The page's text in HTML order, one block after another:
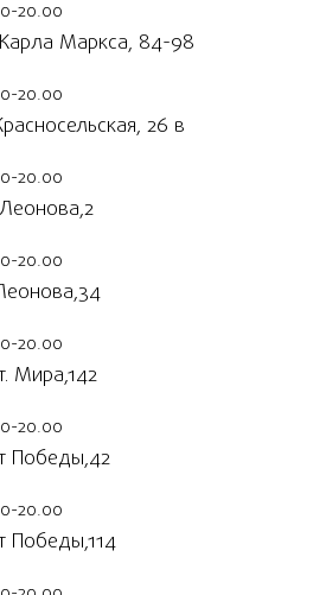
20.00
Маркса, 84-98
20.00
26 в
20.00
20.00
20.00
Мира,142
20.00
Победы,42
20.00
Победы,114